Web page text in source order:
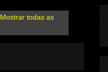
Mostrar todas as